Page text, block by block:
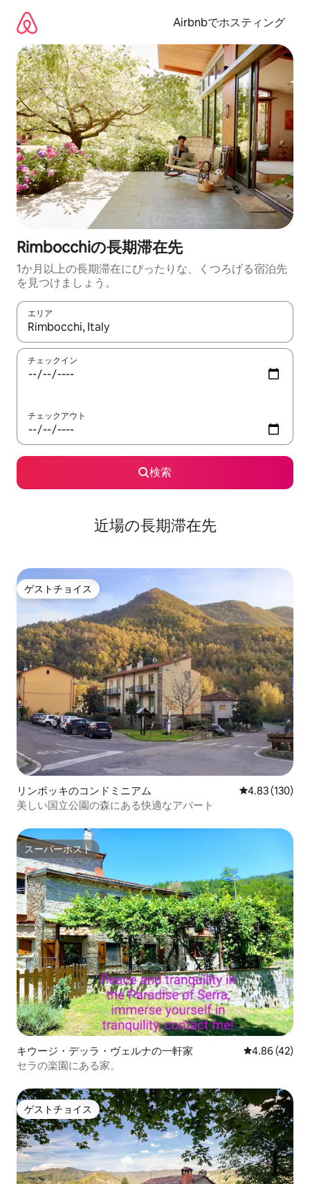
Airbnbでホスティング
Rimbocchiの長期滞在先
1か月以上の長期滞在にぴったりな、くつろげる宿泊先
を見つけましょう。
エリア
検索結果が表示されたら、上下の矢印キーを使って移動するか
チェックイン
チェックアウト
検索
近場の長期滞在先
ゲストチョイス
ゲストチョイス
リンボッキのコンドミニアム レビュー130
4.83 (130)
美しい国立公園の森にある快適なアパート
スーパーホスト
スーパーホスト
キウージ・デッラ・ヴェルナの一軒家 レビュー42
4.86 (42)
セラの楽園にある家。
ゲストチョイス
ゲストチョイス